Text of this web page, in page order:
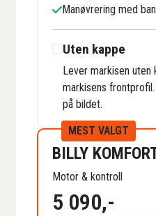
Manøvrering med
Uten kappe
Lever markisen uten
markisens
på bildet.
MEST VALGT
BILLY
Motor & kontroll
5 090,-